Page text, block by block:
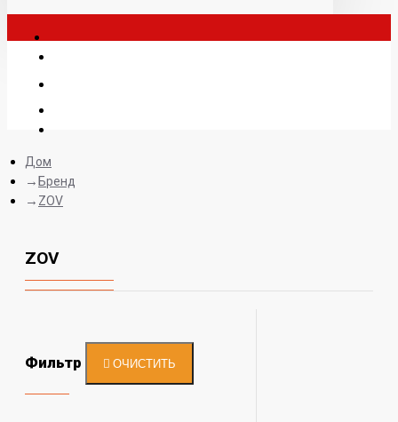
Дом
Бренд
ZOV
ZOV
Фильтр ОЧИСТИТЬ